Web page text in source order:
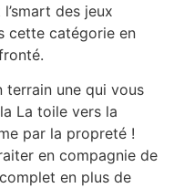
des jeux
cette catégorie en
terrain une qui vous
La toile vers la
par la propreté !
en compagnie de
en plus de